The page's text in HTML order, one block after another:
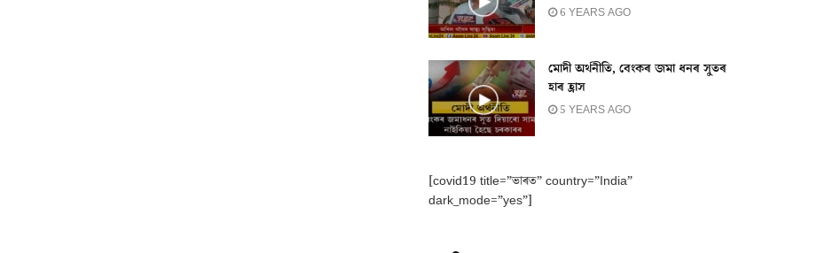
6 YEARS AGO
মোদী অর্থনীতি, বেংকৰ জমা ধনৰ সুতৰ
হাৰ হ্ৰাস
5 YEARS AGO
[covid19 title=”ভাৰত” country=”India”
dark_mode=”yes”]